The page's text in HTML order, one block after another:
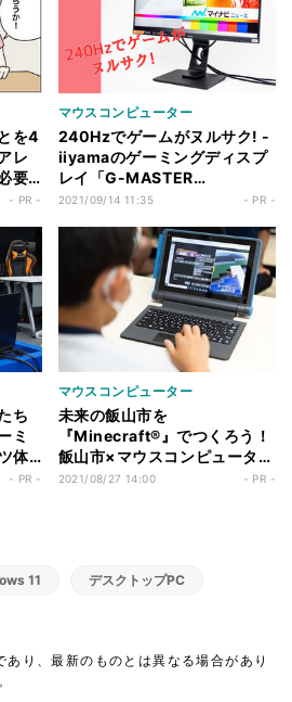
を4
レ
要
- PR -
マウスコンピューター
240Hzでゲームがヌルサク! -
iiyamaのゲーミングディスプ
レイ「G-MASTER
GB2590HSU-B2」を試して
2021/09/14 11:35 - PR -
ち
ミ
体
- PR -
マウスコンピューター
未来の飯山市を
『Minecraft®』でつくろう！
飯山市×マウスコンピューター
のプログラミングイベントに
2021/08/27 14:00 - PR -
11 デスクトップPC
り、最新のものとは異なる場合があり